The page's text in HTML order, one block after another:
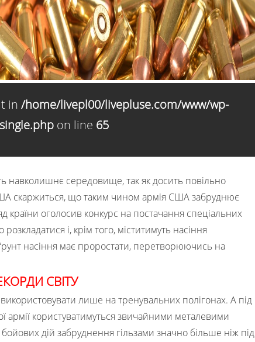
in /home/livepl00/livepluse.com/www/wp-
on line 65
навколишнє середовище, так як досить повільно
скаржиться, що таким чином армія США забруднює
оголосив конкурс на постачання спеціальних
і, крім того, міститимуть насіння
насіння має проростати, перетворюючись на
СВІТУ
лише на тренувальних полігонах. А під
армії користуватимуться звичайними металевими
дій забруднення гільзами значно більше ніж під